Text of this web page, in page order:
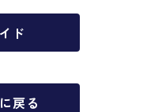
ド
戻る